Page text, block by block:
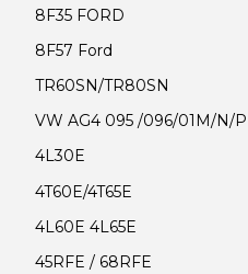
8F35 FORD
8F57 Ford
TR60SN/TR80SN
VW AG4 095 /096/01M/N/P
4L30E
4T60E/4T65E
4L60E 4L65E
45RFE / 68RFE